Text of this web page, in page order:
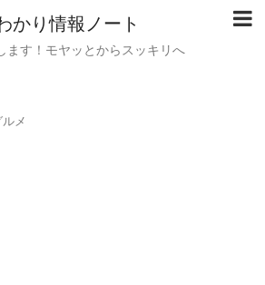
かり情報ノート
ます！モヤッとからスッキリへ
メ